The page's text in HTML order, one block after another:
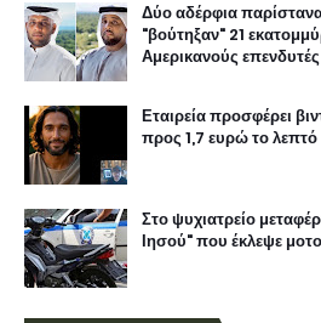
Δύο αδέρφια
"βούτηξαν" 21
Αμερικανούς επενδυτές
Εταιρεία προσφέρει
προς 1,7 ευρώ το λεπτό
Στο ψυχιατρείο
Ιησού" που έκλεψε